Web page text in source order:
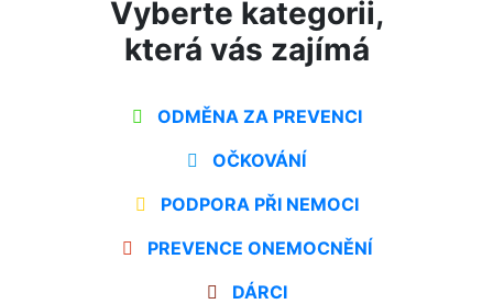
Vyberte kategorii,
která vás zajímá
ODMĚNA ZA PREVENCI
OČKOVÁNÍ
PODPORA PŘI NEMOCI
PREVENCE ONEMOCNĚNÍ
DÁRCI